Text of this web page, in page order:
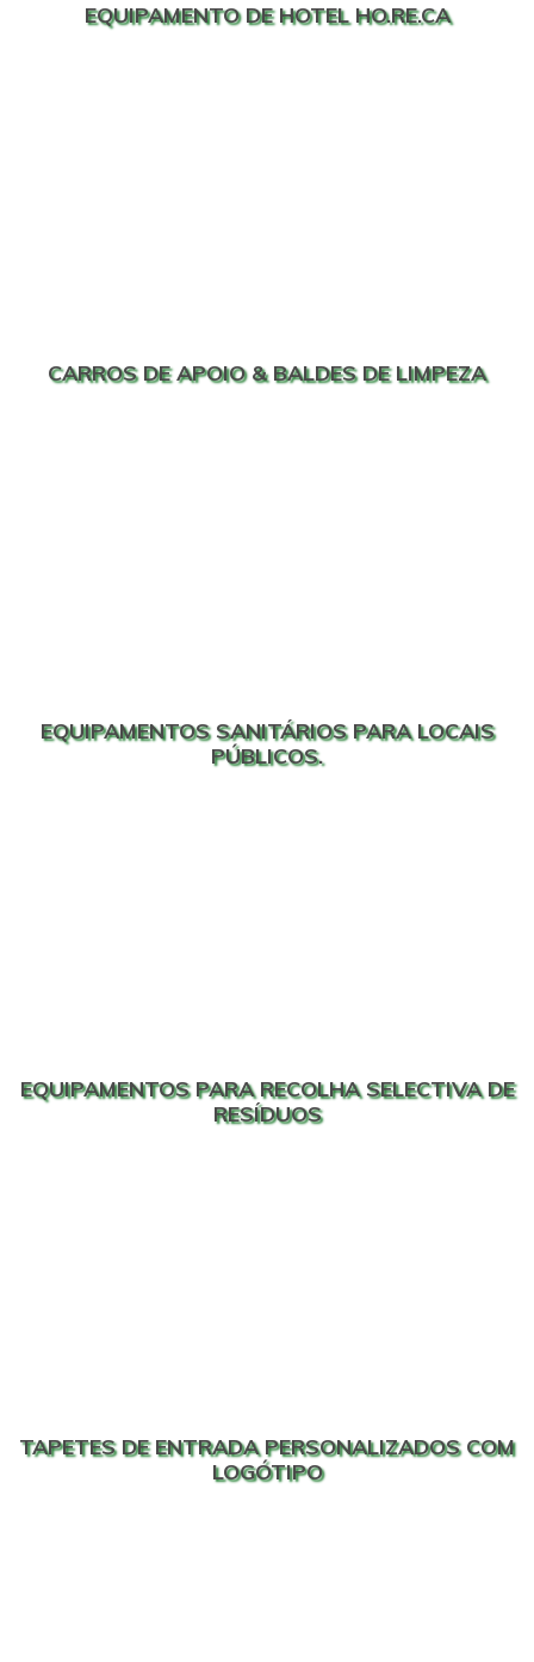
EQUIPAMENTO DE HOTEL HO.RE.CA
CARROS DE APOIO & BALDES DE LIMPEZA
EQUIPAMENTOS SANITÁRIOS PARA LOCAIS
PÚBLICOS.
EQUIPAMENTOS PARA RECOLHA SELECTIVA DE
RESÍDUOS
TAPETES DE ENTRADA PERSONALIZADOS COM
LOGÓTIPO